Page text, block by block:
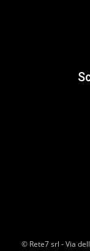
© Rete7 srl - Via